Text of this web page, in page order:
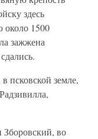
здесь
около 1500
зажжена
псковской земле,
Зборовский, во